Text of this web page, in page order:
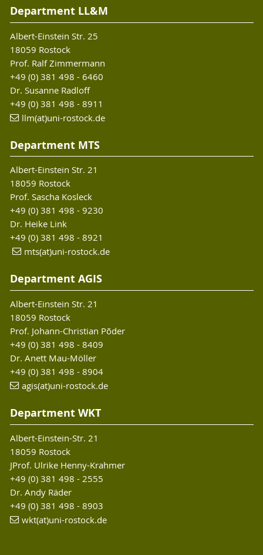
Department LL&M
Albert-Einstein Str. 25
18059 Rostock
Prof. Ralf Zimmermann
+49 (0) 381 498 - 6460
Dr. Susanne Radloff
+49 (0) 381 498 - 8911
llm(at)uni-rostock.de
Department MTS
Albert-Einstein Str. 21
18059 Rostock
Prof. Sascha Kosleck
+49 (0) 381 498 - 9230
Dr. Heike Link
+49 (0) 381 498 - 8921
mts(at)uni-rostock.de
Department AGIS
Albert-Einstein Str. 21
18059 Rostock
Prof. Johann-Christian Põder
+49 (0) 381 498 - 8409
Dr. Anett Mau-Möller
+49 (0) 381 498 - 8904
agis(at)uni-rostock.de
Department WKT
Albert-Einstein-Str. 21
18059 Rostock
JProf. Ulrike Henny-Krahmer
+49 (0) 381 498 - 2555
Dr. Andy Räder
+49 (0) 381 498 - 8903
wkt(at)uni-rostock.de